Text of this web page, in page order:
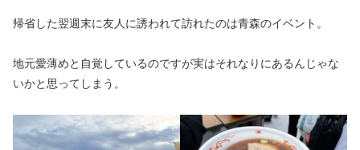
帰省した翌週末に友人に誘われて訪れたのは青森のイベント。
地元愛薄めと自覚しているのですが実はそれなりにあるんじゃな
いかと思ってしまう。